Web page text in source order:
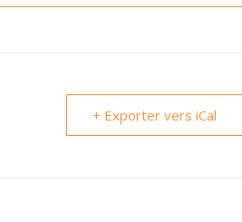
+ Exporter vers iCal